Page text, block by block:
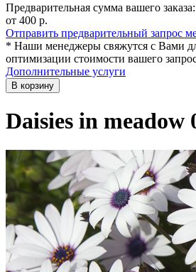
Предварительная сумма вашего заказа:
от 400 р.
Отправить предварительный запрос
* Наши менеджеры свяжутся с Вами
оптимизации стоимости вашего
Дополнительные услуги
В корзину
Daisies in meadow